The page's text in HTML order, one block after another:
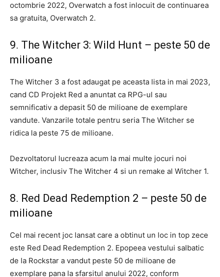
octombrie 2022, Overwatch a fost inlocuit de continuarea
sa gratuita, Overwatch 2.
9. The Witcher 3: Wild Hunt – peste 50 de
milioane
The Witcher 3 a fost adaugat pe aceasta lista in mai 2023,
cand CD Projekt Red a anuntat ca RPG-ul sau
semnificativ a depasit 50 de milioane de exemplare
vandute. Vanzarile totale pentru seria The Witcher se
ridica la peste 75 de milioane.
Dezvoltatorul lucreaza acum la mai multe jocuri noi
Witcher, inclusiv The Witcher 4 si un remake al Witcher 1.
8. Red Dead Redemption 2 – peste 50 de
milioane
Cel mai recent joc lansat care a obtinut un loc in top zece
este Red Dead Redemption 2. Epopeea vestului salbatic
de la Rockstar a vandut peste 50 de milioane de
exemplare pana la sfarsitul anului 2022, conform